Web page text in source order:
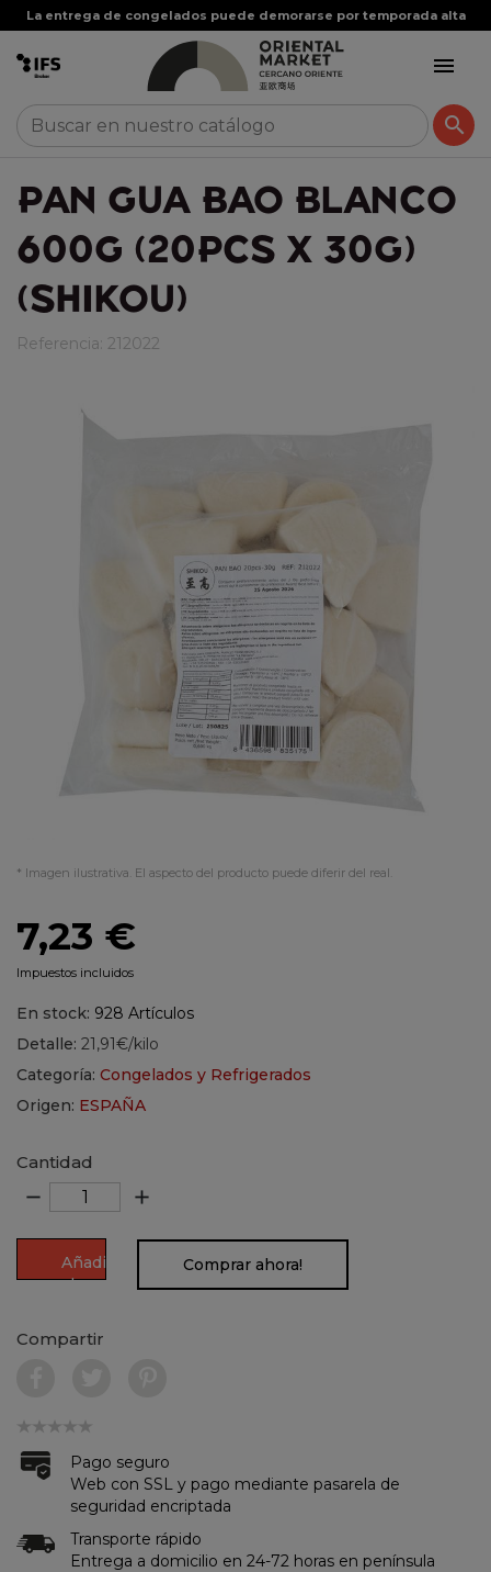
La entrega de congelados puede demorarse por temporada alta


PAN GUA BAO BLANCO
600G (20PCS X 30G)
(SHIKOU)
Referencia: 212022
* Imagen ilustrativa. El aspecto del producto puede diferir del real.
7,23 €
Impuestos incluidos
En stock: 928 Artículos
Detalle: 21,91€/kilo
Categoría: Congelados y Refrigerados
Origen: ESPAÑA
Cantidad
remove add
Añadir
al
Comprar ahora!
Compartir
Pago seguro
Web con SSL y pago mediante pasarela de
seguridad encriptada
Transporte rápido
Entrega a domicilio en 24-72 horas en península